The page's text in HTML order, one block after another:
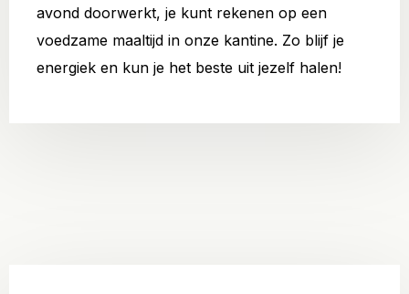
avond doorwerkt, je kunt rekenen op een
voedzame maaltijd in onze kantine. Zo blijf je
energiek en kun je het beste uit jezelf halen!